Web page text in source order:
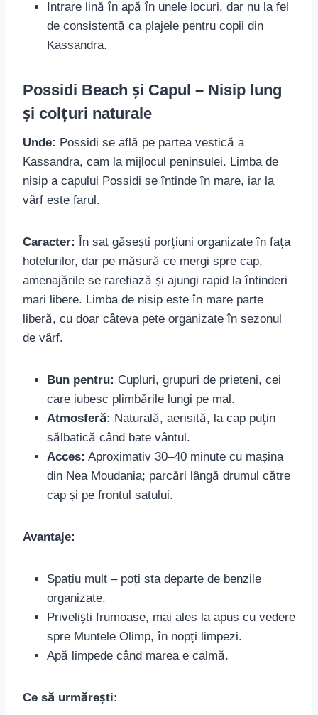
Intrare lină în apă în unele locuri, dar nu la fel
de consistentă ca plajele pentru copii din
Kassandra.
Possidi Beach și Capul – Nisip lung
și colțuri naturale
Unde: Possidi se află pe partea vestică a
Kassandra, cam la mijlocul peninsulei. Limba de
nisip a capului Possidi se întinde în mare, iar la
vârf este farul.
Caracter: În sat găsești porțiuni organizate în fața
hotelurilor, dar pe măsură ce mergi spre cap,
amenajările se rarefiază și ajungi rapid la întinderi
mari libere. Limba de nisip este în mare parte
liberă, cu doar câteva pete organizate în sezonul
de vârf.
Bun pentru: Cupluri, grupuri de prieteni, cei
care iubesc plimbările lungi pe mal.
Atmosferă: Naturală, aerisită, la cap puțin
sălbatică când bate vântul.
Acces: Aproximativ 30–40 minute cu mașina
din Nea Moudania; parcări lângă drumul către
cap și pe frontul satului.
Avantaje:
Spațiu mult – poți sta departe de benzile
organizate.
Priveliști frumoase, mai ales la apus cu vedere
spre Muntele Olimp, în nopți limpezi.
Apă limpede când marea e calmă.
Ce să urmărești: